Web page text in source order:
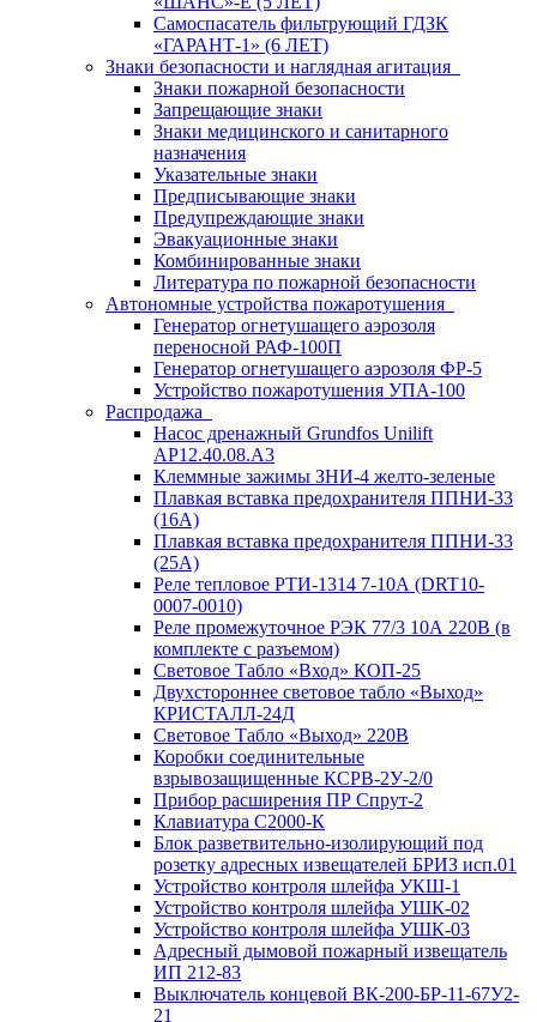
Самоспасатель фильтрующий ГДЗК
«ГАРАНТ-1» (6 ЛЕТ)
Знаки безопасности и наглядная агитация
Знаки пожарной безопасности
Запрещающие знаки
Знаки медицинского и санитарного
назначения
Указательные знаки
Предписывающие знаки
Предупреждающие знаки
Эвакуационные знаки
Комбинированные знаки
Литература по пожарной безопасности
Автономные устройства пожаротушения
Генератор огнетушащего аэрозоля
переносной РАФ-100П
Генератор огнетушащего аэрозоля ФР-5
Устройство пожаротушения УПА-100
Распродажа
Насос дренажный Grundfos Unilift
АP12.40.08.A3
Клеммные зажимы ЗНИ-4 желто-зеленые
Плавкая вставка предохранителя ППНИ-33
(16А)
Плавкая вставка предохранителя ППНИ-33
(25А)
Реле тепловое РТИ-1314 7-10А (DRT10-
0007-0010)
Реле промежуточное РЭК 77/3 10А 220В (в
комплекте с разъемом)
Световое Табло «Вход» КОП-25
Двухстороннее световое табло «Выход»
КРИСТАЛЛ-24Д
Световое Табло «Выход» 220В
Коробки соединительные
взрывозащищенные КСРВ-2У-2/0
Прибор расширения ПР Спрут-2
Клавиатура С2000-К
Блок разветвительно-изолирующий под
розетку адресных извещателей БРИЗ исп.01
Устройство контроля шлейфа УКШ-1
Устройство контроля шлейфа УШК-02
Устройство контроля шлейфа УШК-03
Адресный дымовой пожарный извещатель
ИП 212-83
Выключатель концевой ВК-200-БР-11-67У2-
21